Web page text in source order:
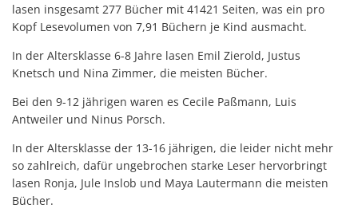
lasen insgesamt 277 Bücher mit 41421 Seiten, was ein pro
Kopf Lesevolumen von 7,91 Büchern je Kind ausmacht.
In der Altersklasse 6-8 Jahre lasen Emil Zierold, Justus
Knetsch und Nina Zimmer, die meisten Bücher.
Bei den 9-12 jährigen waren es Cecile Paßmann, Luis
Antweiler und Ninus Porsch.
In der Altersklasse der 13-16 jährigen, die leider nicht mehr
so zahlreich, dafür ungebrochen starke Leser hervorbringt
lasen Ronja, Jule Inslob und Maya Lautermann die meisten
Bücher.